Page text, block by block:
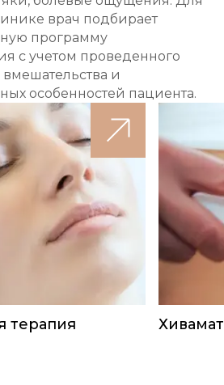
врач подбирает
программу
с учетом проведенного
и
особенностей пациента.
терапия